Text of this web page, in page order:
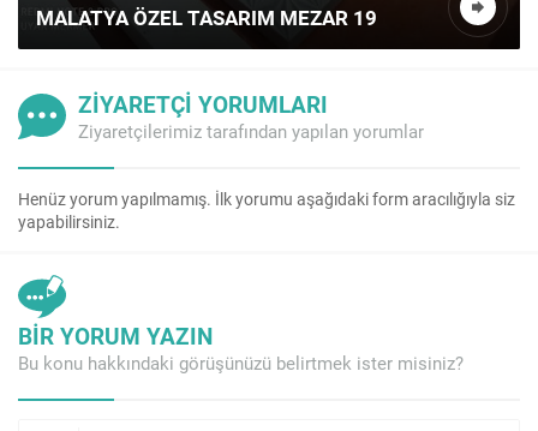
MALATYA ÖZEL TASARIM MEZAR 19
ZİYARETÇİ YORUMLARI
Ziyaretçilerimiz tarafından yapılan yorumlar
Henüz yorum yapılmamış. İlk yorumu aşağıdaki form aracılığıyla siz
yapabilirsiniz.
BİR YORUM YAZIN
Bu konu hakkındaki görüşünüzü belirtmek ister misiniz?